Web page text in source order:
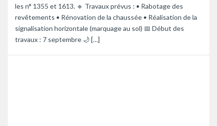
les n° 1355 et 1613. 🔹 Travaux prévus : • Rabotage des
revêtements • Rénovation de la chaussée • Réalisation de la
signalisation horizontale (marquage au sol) 📅 Début des
travaux : 7 septembre 🌙 […]